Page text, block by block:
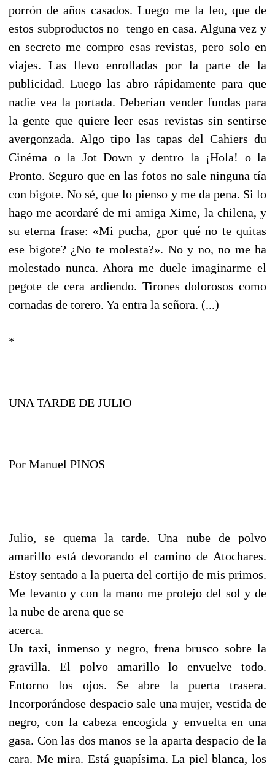
porrón de años casados. Luego me la leo, que de
estos subproductos no tengo en casa. Alguna vez y
en secreto me compro esas revistas, pero solo en
viajes. Las llevo enrolladas por la parte de la
publicidad. Luego las abro rápidamente para que
nadie vea la portada. Deberían vender fundas para
la gente que quiere leer esas revistas sin sentirse
avergonzada. Algo tipo las tapas del Cahiers du
Cinéma o la Jot Down y dentro la ¡Hola! o la
Pronto. Seguro que en las fotos no sale ninguna tía
con bigote. No sé, que lo pienso y me da pena. Si lo
hago me acordaré de mi amiga Xime, la chilena, y
su eterna frase: «Mi pucha, ¿por qué no te quitas
ese bigote? ¿No te molesta?». No y no, no me ha
molestado nunca. Ahora me duele imaginarme el
pegote de cera ardiendo. Tirones dolorosos como
cornadas de torero. Ya entra la señora. (...)
*
UNA TARDE DE JULIO
Por Manuel PINOS
Julio, se quema la tarde. Una nube de polvo
amarillo está devorando el camino de Atochares.
Estoy sentado a la puerta del cortijo de mis primos.
Me levanto y con la mano me protejo del sol y de
la nube de arena que se
acerca.
Un taxi, inmenso y negro, frena brusco sobre la
gravilla. El polvo amarillo lo envuelve todo.
Entorno los ojos. Se abre la puerta trasera.
Incorporándose despacio sale una mujer, vestida de
negro, con la cabeza encogida y envuelta en una
gasa. Con las dos manos se la aparta despacio de la
cara. Me mira. Está guapísima. La piel blanca, los